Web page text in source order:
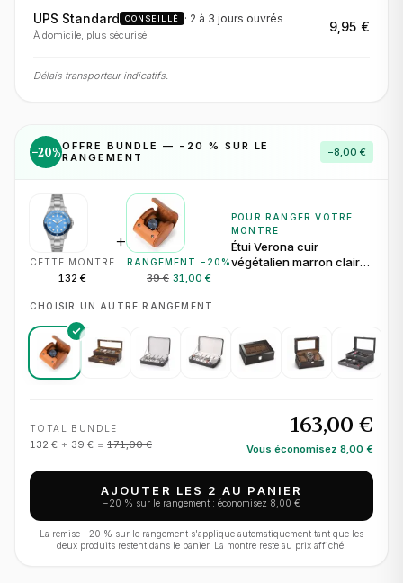
UPS Standard CONSEILLÉ · 2 à 3 jours ouvrés
À domicile, plus sécurisé
9,95 €
Délais transporteur indicatifs.
−20%OFFRE BUNDLE — − 20 % SUR LE
RANGEMENT
−8,00 €
CETTE MONTRE
132 €
+
RANGEMENT − 20 %
39 € 31,00 €
POUR RANGER VOTRE
MONTRE
Étui Verona cuir
végétalien marron clair
CHOISIR UN AUTRE RANGEMENT
TOTAL BUNDLE
132 € + 39 € = 171,00 €
163,00 €
Vous économisez 8,00 €
AJOUTER LES 2 AU PANIER
−20 % sur le rangement : économisez 8,00 €
La remise −20 % sur le rangement s'applique automatiquement tant que les
deux produits restent dans le panier. La montre reste au prix affiché.